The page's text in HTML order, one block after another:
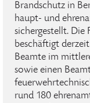
Brandschutz in
haupt- und
sichergestellt. Die
beschäftigt
Beamte im
sowie einen
rund 180